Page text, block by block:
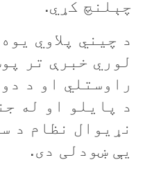
چېلنچ کړي.
د چيني پلاوي
لوري خبرې تر
راوستلي او د
د پايلو او له
نړيوال نظام د
يې ښودلی دی.